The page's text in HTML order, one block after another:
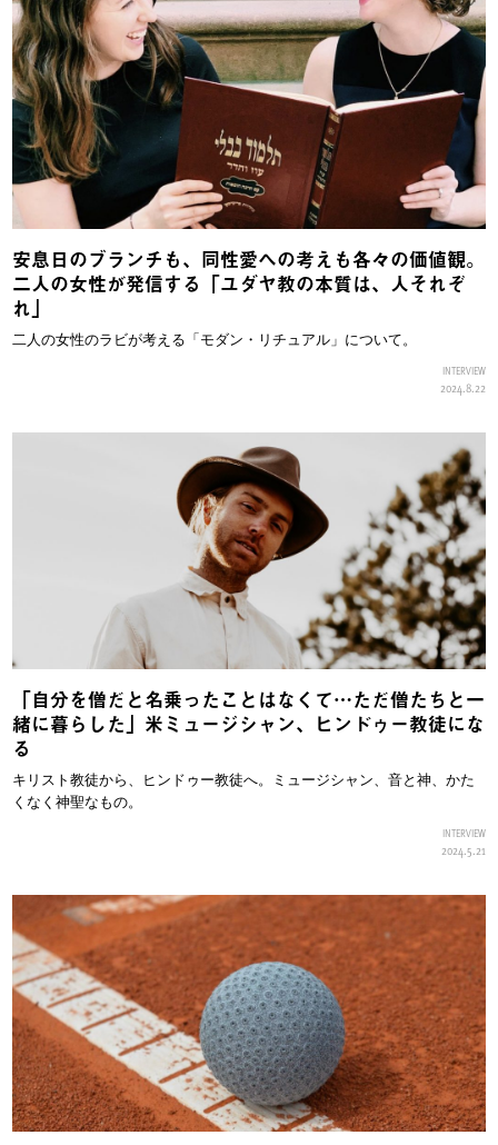
安息日のブランチも、同性愛への考えも各々の価値観。
二人の女性が発信する「ユダヤ教の本質は、人それぞ
れ」
二人の女性のラビが考える「モダン・リチュアル」について。
INTERVIEW
2024.8.22
「自分を僧だと名乗ったことはなくて…ただ僧たちと一
緒に暮らした」米ミュージシャン、ヒンドゥー教徒にな
る
キリスト教徒から、ヒンドゥー教徒へ。ミュージシャン、音と神、かた
くなく神聖なもの。
INTERVIEW
2024.5.21